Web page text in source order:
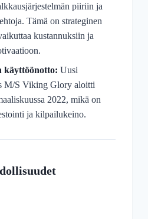
piiriin ja
Tämä on strateginen
kustannuksiin ja
käyttöönotto: Uusi
M/S Viking Glory aloitti
2022, mikä on
ja kilpailukeino.